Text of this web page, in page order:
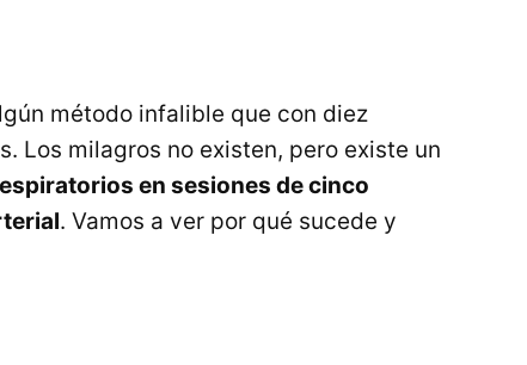
método infalible que con diez
Los milagros no existen, pero existe un
en sesiones de cinco
. Vamos a ver por qué sucede y